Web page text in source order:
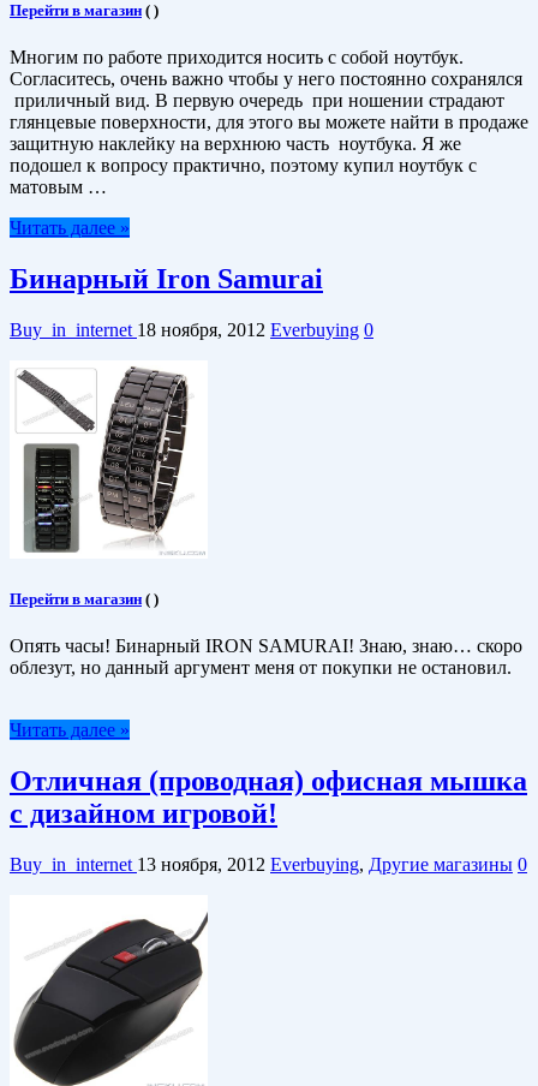
Перейти в магазин ( )
Многим по работе приходится носить с собой ноутбук.
Согласитесь, очень важно чтобы у него постоянно сохранялся
приличный вид. В первую очередь при ношении страдают
глянцевые поверхности, для этого вы можете найти в продаже
защитную наклейку на верхнюю часть ноутбука. Я же
подошел к вопросу практично, поэтому купил ноутбук с
матовым …
Читать далее »
Бинарный Iron Samurai
Buy_in_internet 18 ноября, 2012 Everbuying 0
Перейти в магазин ( )
Опять часы! Бинарный IRON SAMURAI! Знаю, знаю… скоро
облезут, но данный аргумент меня от покупки не остановил.
Читать далее »
Отличная (проводная) офисная мышка
с дизайном игровой!
Buy_in_internet 13 ноября, 2012 Everbuying, Другие магазины 0